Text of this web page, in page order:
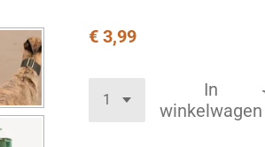
€ 3,99
In
winkelwagen